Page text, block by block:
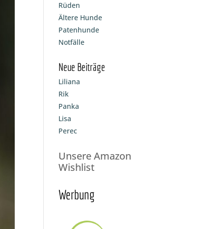
Rüden
Ältere Hunde
Patenhunde
Notfälle
Neue Beiträge
Liliana
Rik
Panka
Lisa
Perec
Unsere Amazon
Wishlist
Werbung